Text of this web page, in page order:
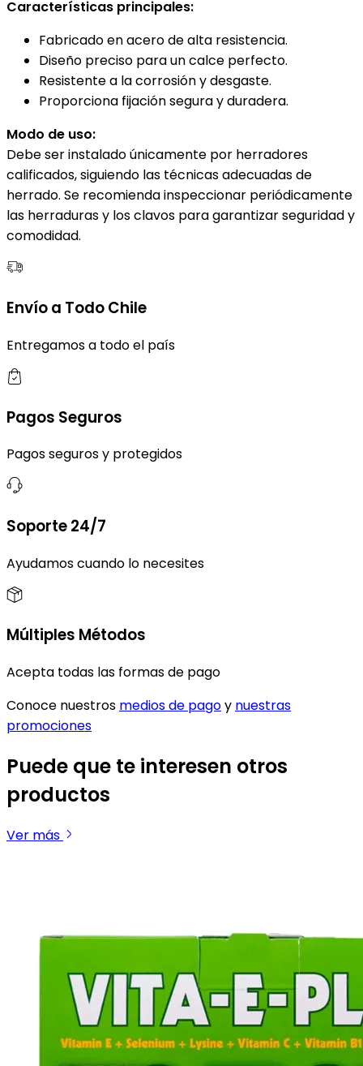
Características principales:
Fabricado en acero de alta resistencia.
Diseño preciso para un calce perfecto.
Resistente a la corrosión y desgaste.
Proporciona fijación segura y duradera.
Modo de uso:
Debe ser instalado únicamente por herradores
calificados, siguiendo las técnicas adecuadas de
herrado. Se recomienda inspeccionar periódicamente
las herraduras y los clavos para garantizar seguridad y
comodidad.
Envío a Todo Chile
Entregamos a todo el país
Pagos Seguros
Pagos seguros y protegidos
Soporte 24/7
Ayudamos cuando lo necesites
Múltiples Métodos
Acepta todas las formas de pago
Conoce nuestros medios de pagoy nuestras
promociones
Puede que te interesen otros
productos
Ver más